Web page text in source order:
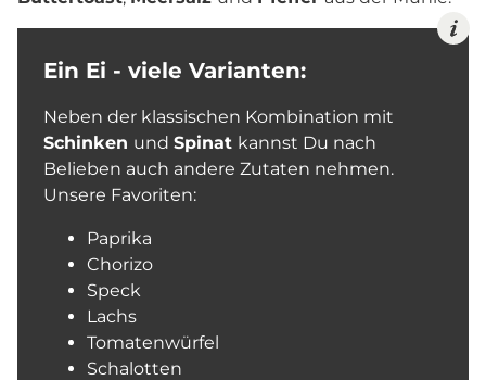
Ein Ei - viele Varianten:
Neben der klassischen Kombination mit
Schinken und Spinat kannst Du nach
Belieben auch andere Zutaten nehmen.
Unsere Favoriten:
Paprika
Chorizo
Speck
Lachs
Tomatenwürfel
Schalotten